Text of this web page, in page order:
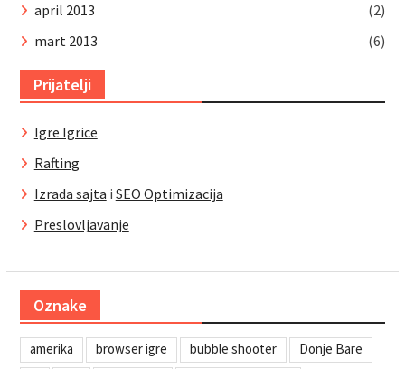
april 2013
(2)
mart 2013
(6)
Prijatelji
Igre Igrice
Rafting
Izrada sajta i SEO Optimizacija
Preslovljavanje
Oznake
amerika browser igre bubble shooter
Donje Bare